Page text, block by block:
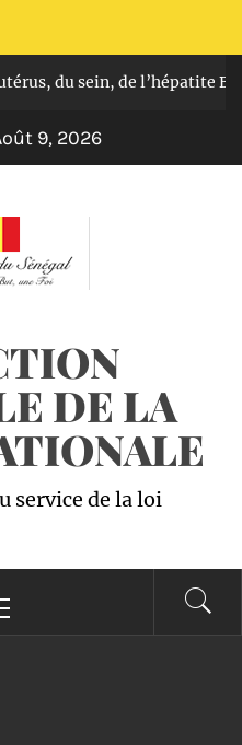
du sein, de l’hépatite B, C
9, 2026
DE LA
service de la loi